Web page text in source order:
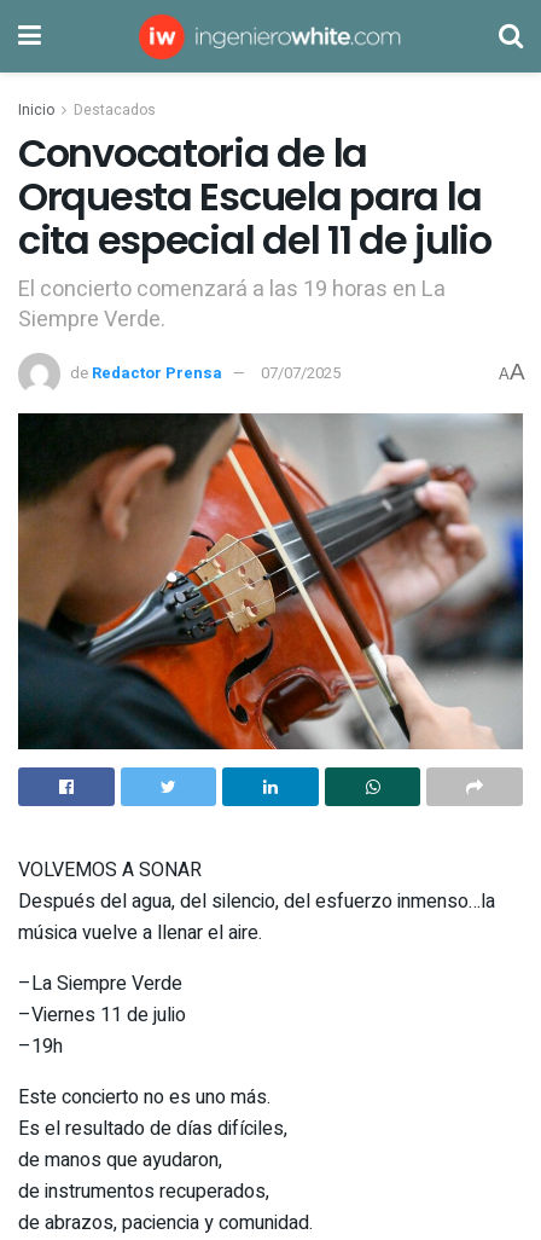
Inicio Destacados
Convocatoria de la
Orquesta Escuela para la
cita especial del 11 de julio
El concierto comenzará a las 19 horas en La
Siempre Verde.
de Redactor Prensa 07/07/2025 AA
VOLVEMOS A SONAR
Después del agua, del silencio, del esfuerzo inmenso…la
música vuelve a llenar el aire.
–La Siempre Verde
–Viernes 11 de julio
–19h
Este concierto no es uno más.
Es el resultado de días difíciles,
de manos que ayudaron,
de instrumentos recuperados,
de abrazos, paciencia y comunidad.